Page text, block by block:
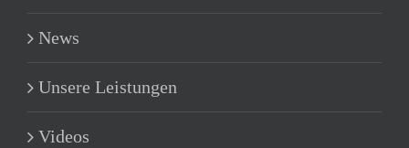
News
Unsere Leistungen
Videos